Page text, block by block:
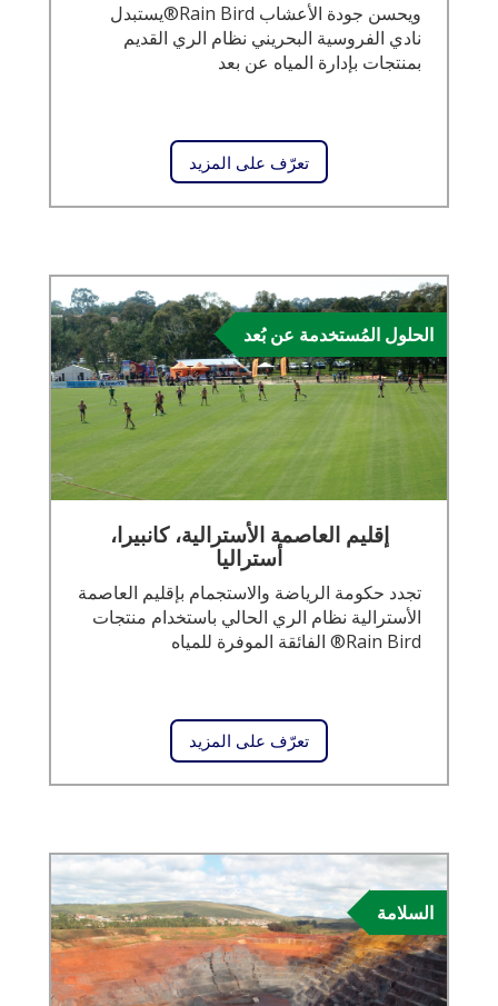
ويحسن جودة الأعشاب Rain Bird®يستبدل
نادي الفروسية البحريني نظام الري القديم
بمنتجات بإدارة المياه عن بعد
تعرّف على المزيد
الحلول المُستخدمة عن بُعد
إقليم العاصمة الأسترالية، كانبيرا،
أستراليا
تجدد حكومة الرياضة والاستجمام بإقليم العاصمة
الأسترالية نظام الري الحالي باستخدام منتجات
Rain Bird® الفائقة الموفرة للمياه
تعرّف على المزيد
السلامة